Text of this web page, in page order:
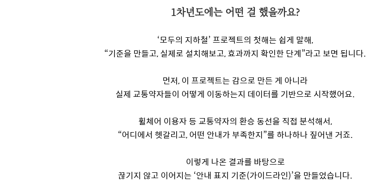
1차년도에는 어떤 걸 했을까요?
‘모두의 지하철’ 프로젝트의 첫해는 쉽게 말해,
“기준을 만들고, 실제로 설치해보고, 효과까지 확인한 단계”라고 보면 됩니다.
먼저, 이 프로젝트는 감으로 만든 게 아니라
실제 교통약자들이 어떻게 이동하는지 데이터를 기반으로 시작했어요.
휠체어 이용자 등 교통약자의 환승 동선을 직접 분석해서,
“어디에서 헷갈리고, 어떤 안내가 부족한지”를 하나하나 짚어낸 거죠.
이렇게 나온 결과를 바탕으로
끊기지 않고 이어지는 ‘안내 표지 기준(가이드라인)’을 만들었습니다.